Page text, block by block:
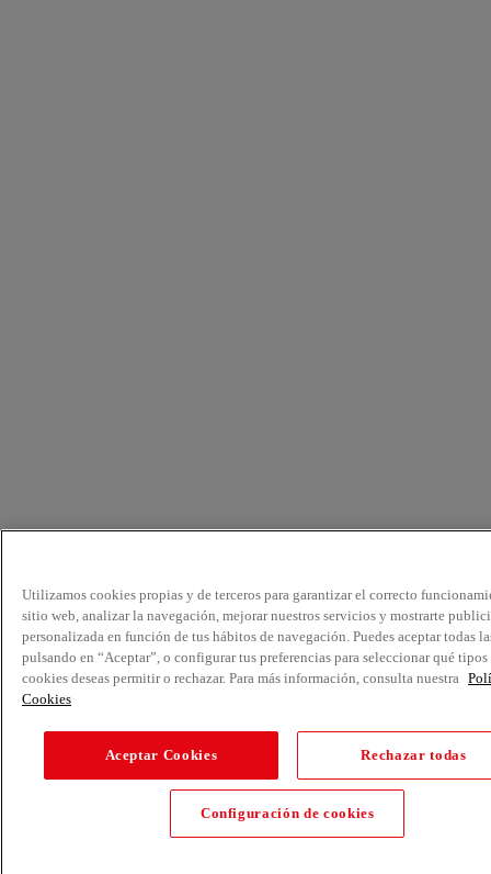
Utilizamos cookies propias y de terceros para garantizar el correcto
sitio web, analizar la navegación, mejorar nuestros servicios y mostrarte
personalizada en función de tus hábitos de navegación. Puedes aceptar todas
pulsando en “Aceptar”, o configurar tus preferencias para seleccionar qué tipos
cookies deseas permitir o rechazar. Para más información, consulta nuestra
Cookies
Aceptar Cookies Rechazar todas
Configuración de cookies